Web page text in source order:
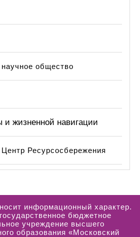
общество
и жизненной навигации
Ресурсосбережения
информационный характер.
бюджетное
учреждение высшего
образования «Московский